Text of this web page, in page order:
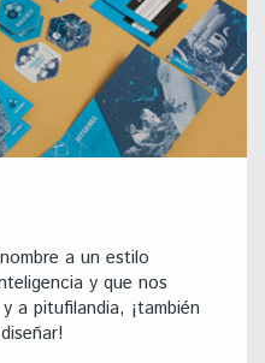
a un estilo
y que nos
a pitufilandia, ¡también